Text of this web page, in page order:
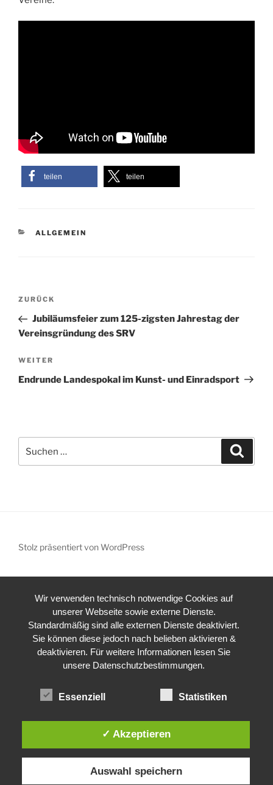
teilen teilen
KATEGORIEN
ALLGEMEIN
Beitragsnavigation
Vorheriger
Beitrag
ZURÜCK
Jubiläumsfeier zum 125-zigsten Jahrestag der
Vereinsgründung des SRV
Nächster
Beitrag
WEITER
Endrunde Landespokal im Kunst- und Einradsport
nach:
Stolz präsentiert von WordPress
Wir verwenden technisch notwendige Cookies auf
unserer Webseite sowie externe Dienste.
Standardmäßig sind alle externen Dienste deaktiviert.
Sie können diese jedoch nach belieben aktivieren &
deaktivieren. Für weitere Informationen lesen Sie
unsere Datenschutzbestimmungen.
Essenziell Statistiken
✓ Akzeptieren
Auswahl speichern